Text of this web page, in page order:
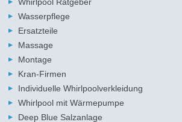
Whirlpool Ratgeber
Wasserpflege
Ersatzteile
Massage
Montage
Kran-Firmen
Individuelle Whirlpoolverkleidung
Whirlpool mit Wärmepumpe
Deep Blue Salzanlage